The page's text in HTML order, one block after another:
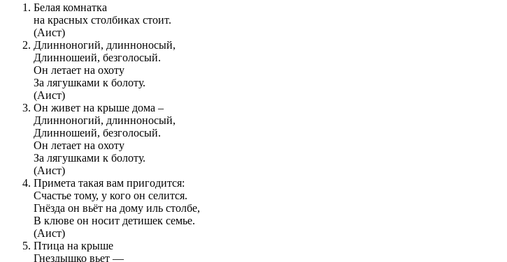
Белая комнатка
на красных столбиках стоит.
(Аист)
Длинноногий, длинноносый,
Длинношеий, безголосый.
Он летает на охоту
За лягушками к болоту.
(Аист)
Он живет на крыше дома –
Длинноногий, длинноносый,
Длинношеий, безголосый.
Он летает на охоту
За лягушками к болоту.
(Аист)
Примета такая вам пригодится:
Счастье тому, у кого он селится.
Гнёзда он вьёт на дому иль столбе,
В клюве он носит детишек семье.
(Аист)
Птица на крыше
Гнездышко вьет —